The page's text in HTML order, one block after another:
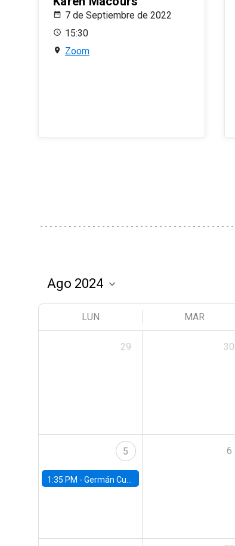
7 de Septiembre de 2022
15:30
Zoom
LUN MAR
29 30
5
1:35 PM - Germán Cubas, University of Houston
6